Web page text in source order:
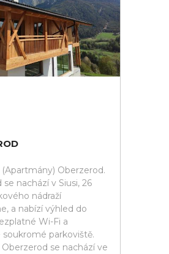
Oberzerod.
nachází v Siusi, 26
nádraží
a nabízí výhled do
Wi-Fi a
soukromé parkoviště.
se nachází ve